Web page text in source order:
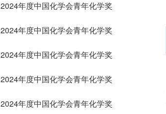
2024年度中国化学会青年化学奖
2024年度中国化学会青年化学奖
2024年度中国化学会青年化学奖
2024年度中国化学会青年化学奖
2024年度中国化学会青年化学奖